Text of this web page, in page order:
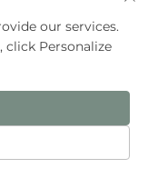
our services.
click Personalize